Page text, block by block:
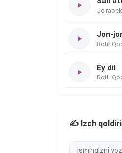
Jon-
Botir
Ey dil
Botir
✍️ Izoh